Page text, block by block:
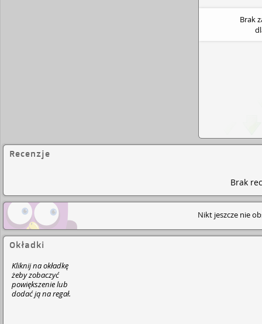
Brak
Recenzje
Brak
Nikt jeszcze nie
Okładki
Kliknij na okładkę
żeby zobaczyć
powiększenie lub
dodać ją na regał.